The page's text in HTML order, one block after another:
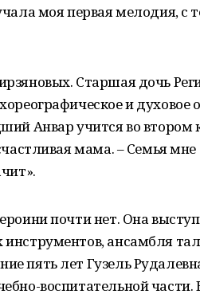
моя первая мелодия, с
Старшая дочь
и
Анвар учится во втором
мама. – Семья
почти нет. Она
ансамбля
пять лет Гузель
воспитательной